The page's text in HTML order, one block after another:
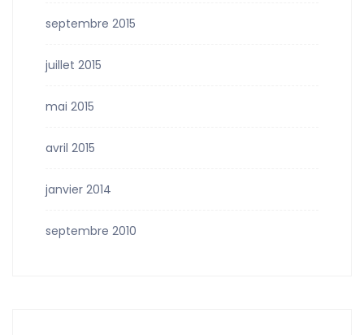
septembre 2015
juillet 2015
mai 2015
avril 2015
janvier 2014
septembre 2010